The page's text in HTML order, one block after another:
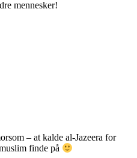
mennesker!
– at kalde al-Jazeera for
finde på